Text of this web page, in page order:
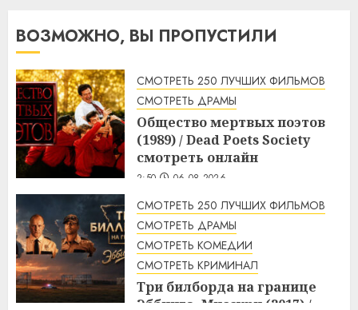
ВОЗМОЖНО, ВЫ ПРОПУСТИЛИ
СМОТРЕТЬ 250 ЛУЧШИХ ФИЛЬМОВ
СМОТРЕТЬ ДРАМЫ
Общество мертвых поэтов
(1989) / Dead Poets Society
смотреть онлайн
2:50 06.08.2026
СМОТРЕТЬ 250 ЛУЧШИХ ФИЛЬМОВ
СМОТРЕТЬ ДРАМЫ
СМОТРЕТЬ КОМЕДИИ
СМОТРЕТЬ КРИМИНАЛ
Три билборда на границе
Эббинга, Миссури (2017) /